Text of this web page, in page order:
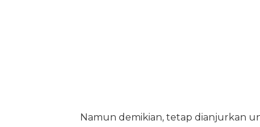
Namun demikian, tetap dianjurkan